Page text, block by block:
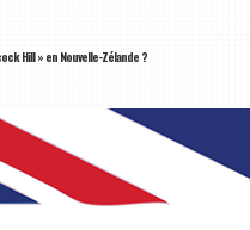
Hill » en Nouvelle-Zélande ?